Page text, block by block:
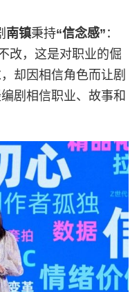
南镇秉持“信念感” ：
改，这是对职业的倔
却因相信角色而让剧
剧相信职业、故事和